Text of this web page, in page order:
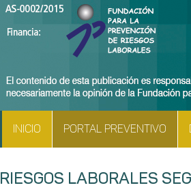
INICIO PORTAL PREVENTIVO
RIESGOS LABORALES